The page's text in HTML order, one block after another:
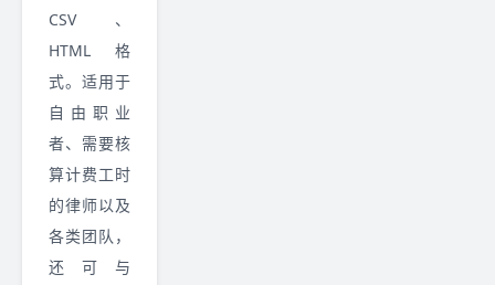
CSV、
HTML 格
式。适用于
自由职业
者、需要核
算计费工时
的律师以及
各类团队，
还可与